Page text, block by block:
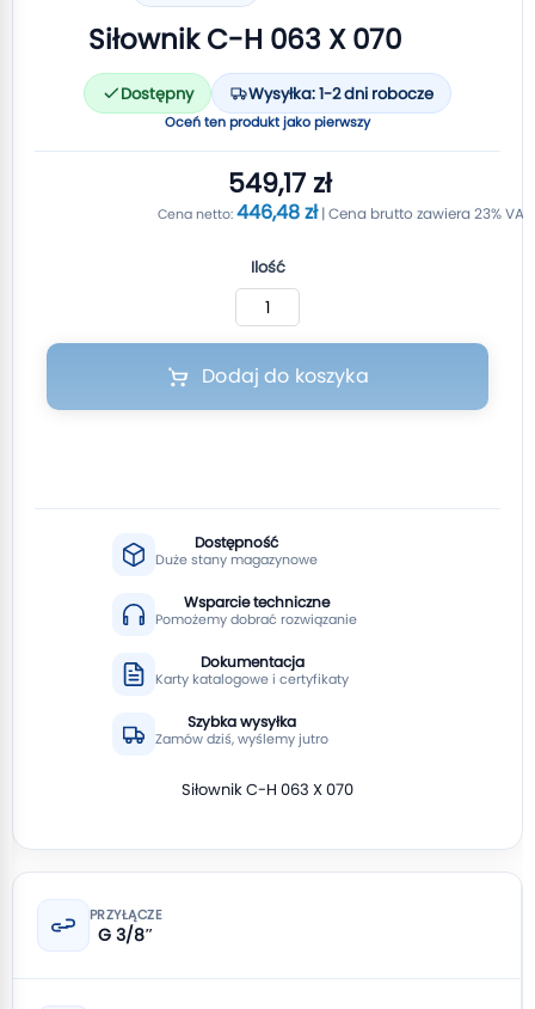
Siłownik C-H 063 X 070
Dostępny Wysyłka: 1-2 dni robocze
Oceń ten produkt jako pierwszy
549,17 zł
446,48 zł
Ilość
Dodaj do koszyka
Dostępność
Duże stany magazynowe
Wsparcie techniczne
Pomożemy dobrać rozwiązanie
Dokumentacja
Karty katalogowe i certyfikaty
Szybka wysyłka
Zamów dziś, wyślemy jutro
Siłownik C-H 063 X 070
PRZYŁĄCZE
G 3/8″